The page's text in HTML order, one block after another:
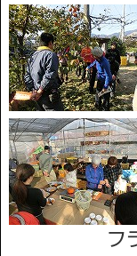
フラワー